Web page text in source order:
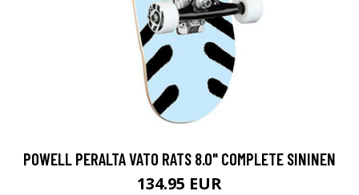
POWELL PERALTA VATO RATS 8.0" COMPLETE SININEN
134.95 EUR